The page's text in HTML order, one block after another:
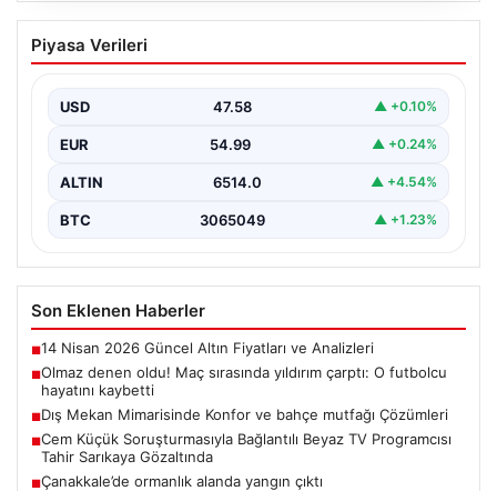
Olmaz denen oldu! Maç sırasında
yıldırım çarptı: O futbolcu hayatını
Piyasa Verileri
USD 47.58 ▲ +0.10%
EUR 54.99 ▲ +0.24%
ALTIN 6514.0 ▲ +4.54%
BTC 3065049 ▲ +1.23%
Son Eklenen Haberler
■14 Nisan 2026 Güncel Altın Fiyatları ve Analizleri
■Olmaz denen oldu! Maç sırasında yıldırım çarptı: O futbolcu
hayatını kaybetti
■Dış Mekan Mimarisinde Konfor ve bahçe mutfağı Çözümleri
■Cem Küçük Soruşturmasıyla Bağlantılı Beyaz TV Programcısı
Tahir Sarıkaya Gözaltında
■Çanakkale’de ormanlık alanda yangın çıktı